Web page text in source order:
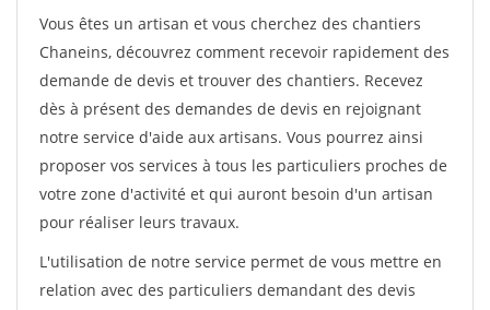
Vous êtes un artisan et vous cherchez des chantiers
Chaneins, découvrez comment recevoir rapidement des
demande de devis et trouver des chantiers. Recevez
dès à présent des demandes de devis en rejoignant
notre service d'aide aux artisans. Vous pourrez ainsi
proposer vos services à tous les particuliers proches de
votre zone d'activité et qui auront besoin d'un artisan
pour réaliser leurs travaux.
L'utilisation de notre service permet de vous mettre en
relation avec des particuliers demandant des devis